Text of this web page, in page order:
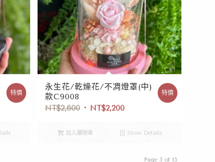
特價
永生花/乾燥花/不凋燈罩(中)
款C9008
NT$2,600 NT$2,200
特價
加入購物車